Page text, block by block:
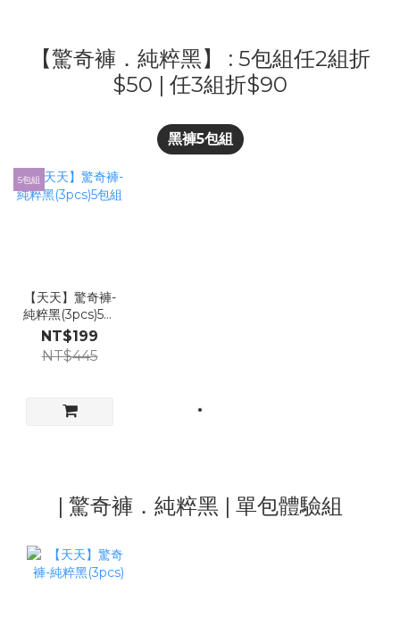
【驚奇褲．純粹黑】 : 5包組任2組折
$50 | 任3組折$90
黑褲5包組
5包組
【天天】驚奇褲-
純粹黑(3pcs)5包
組
NT$199
NT$445
| 驚奇褲．純粹黑 | 單包體驗組